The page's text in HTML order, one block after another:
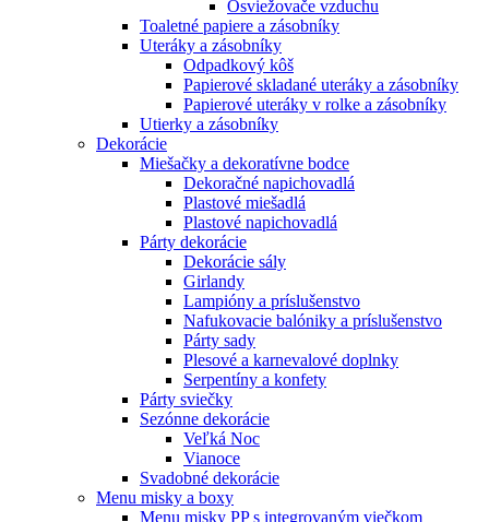
Osviežovače vzduchu
Toaletné papiere a zásobníky
Uteráky a zásobníky
Odpadkový kôš
Papierové skladané uteráky a zásobníky
Papierové uteráky v rolke a zásobníky
Utierky a zásobníky
Dekorácie
Miešačky a dekoratívne bodce
Dekoračné napichovadlá
Plastové miešadlá
Plastové napichovadlá
Párty dekorácie
Dekorácie sály
Girlandy
Lampióny a príslušenstvo
Nafukovacie balóniky a príslušenstvo
Párty sady
Plesové a karnevalové doplnky
Serpentíny a konfety
Párty sviečky
Sezónne dekorácie
Veľká Noc
Vianoce
Svadobné dekorácie
Menu misky a boxy
Menu misky PP s integrovaným viečkom